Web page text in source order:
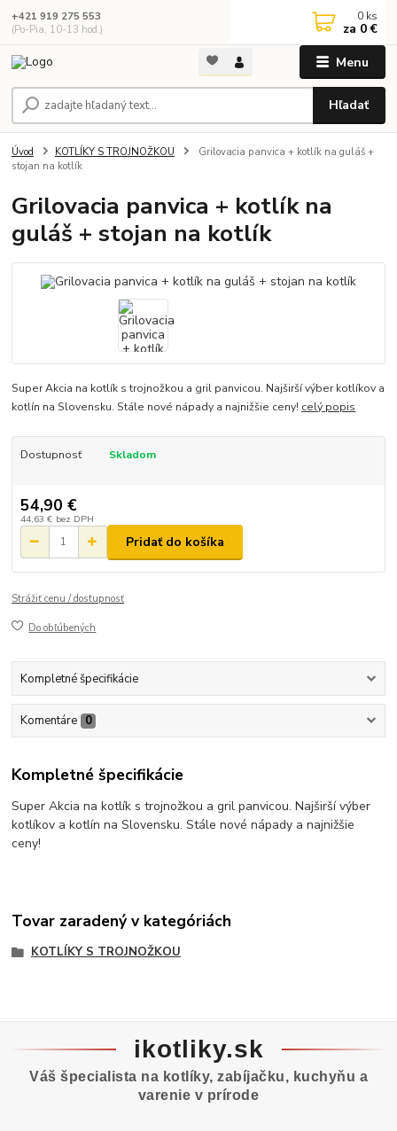
Menu
Hľadať
+421 919 275 553
(Po-Pia, 10-13 hod.)
0 ks
za 0 €
Úvod KOTLÍKY S TROJNOŽKOU
Grilovacia panvica + kotlík na guláš +
stojan na kotlík
Grilovacia panvica + kotlík na
guláš + stojan na kotlík
Super Akcia na kotlík s trojnožkou a gril panvicou. Najširší výber kotlíkov a
kotlín na Slovensku. Stále nové nápady a najnižšie ceny! celý popis
Dostupnosť Skladom
54,90 €
44,63 € bez DPH
Pridať do košíka
Strážiť cenu / dostupnosť
Do obľúbených
Kompletné špecifikácie
Komentáre 0
Kompletné špecifikácie
Super Akcia na kotlík s trojnožkou a gril panvicou. Najširší výber
kotlíkov a kotlín na Slovensku. Stále nové nápady a najnižšie
ceny!
Tovar zaradený v kategóriách
KOTLÍKY S TROJNOŽKOU
ikotliky.sk
Váš špecialista na kotlíky, zabíjačku, kuchyňu a
varenie v prírode